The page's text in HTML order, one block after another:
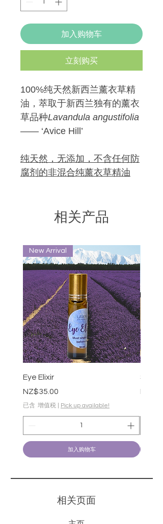
加入购物车
立刻购买
100%纯天然新西兰薰衣草精
油，萃取于新西兰独有的薰衣
草品种Lavandula angustifolia
—— ‘Avice Hill’
纯天然，无添加，不含任何防
腐剂的非混合纯薰衣草精油
相关产品
New Arrival
Eye Elixir
價格
NZ$35.00
已含 增值税 Pick up available!
加入购物车
價格
​相关页面